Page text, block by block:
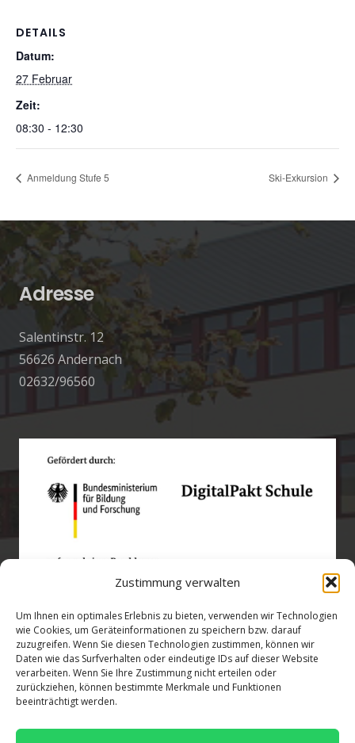
Zustimmung verwalten
Um Ihnen ein optimales Erlebnis zu bieten, verwenden wir Technologien
wie Cookies, um Geräteinformationen zu speichern bzw. darauf
zuzugreifen. Wenn Sie diesen Technologien zustimmen, können wir
Daten wie das Surfverhalten oder eindeutige IDs auf dieser Website
verarbeiten. Wenn Sie Ihre Zustimmung nicht erteilen oder
zurückziehen, können bestimmte Merkmale und Funktionen
beeinträchtigt werden.
DETAILS
Datum:
27 Februar
Zeit:
08:30 - 12:30
Anmeldung Stufe 5 Ski-Exkursion
Adresse
Salentinstr. 12
56626 Andernach
02632/96560
Öffnungszeiten